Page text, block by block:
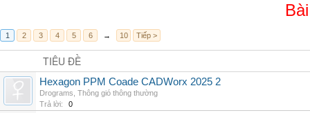
1 2 3 4 5 6 → 10 Tiếp >
TIÊU ĐỀ
Hexagon PPM Coade CADWorx 2025 2
Drograms Thông gió thông thường
Trả lời:
0